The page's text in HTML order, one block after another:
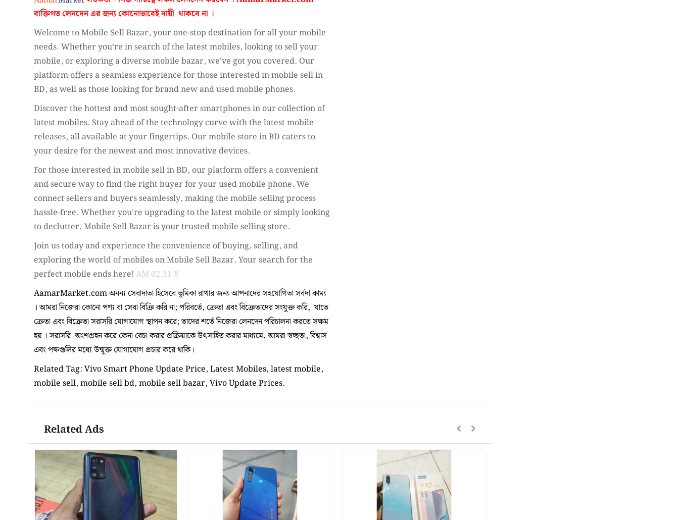
বাক্তিগত লেনদেন এর জন্য কোনোভাবেইদায়ী থাকবে না ।
Welcome to Mobile Sell Bazar, your one-stop destination for all your mobile
needs. Whether you’re in search of the latest mobiles, looking to sell your
mobile, or exploring a diverse mobile bazar, we’ve got you covered. Our
platform offers a seamless experience for those interested in mobile sell in
BD, as well as those looking for brand new and used mobile phones.
Discover the hottest and most sought-after smartphones in our collection of
latest mobiles. Stay ahead of the technology curve with the latest mobile
releases, all available at your fingertips. Our mobile store in BD caters to
your desire for the newest and most innovative devices.
For those interested in mobile sell in BD, our platform offers a convenient
and secure way to find the right buyer for your used mobile phone. We
connect sellers and buyers seamlessly, making the mobile selling process
hassle-free. Whether you’re upgrading to the latest mobile or simply looking
to declutter, Mobile Sell Bazar is your trusted mobile selling store.
Join us today and experience the convenience of buying, selling, and
exploring the world of mobiles on Mobile Sell Bazar. Your search for the
perfect mobile ends here! AM 02.11.8
AamarMarket.com অনন্য সেবাদাতা হিসেবে ভূমিকা রাখার জন্য আপনাদের সহযোগিতা সর্বদা কাম্য
। আমরা নিজেরা কোনো পণ্য বা সেবা বিক্রি করি না; পরিবর্তে, ক্রেতা এবং বিক্রেতাদের সংযুক্ত করি, যাতে
ক্রেতা এবং বিক্রেতা সরাসরি যোগাযোগ স্থাপন করে; তাদের শর্তে নিজেরা লেনদেন পরিচালনা করতে সক্ষম
হয় । সরাসরি অংশগ্রহন করে কেনা বেচা করার প্রক্রিয়াকে উৎসাহিত করার মাধ্যমে, আমরা স্বচ্ছতা, বিশ্বাস
এবং পক্ষগুলির মধ্যে উন্মুক্ত যোগাযোগ প্রচার করে থাকি।
Related Tag: Vivo Smart Phone Update Price, Latest Mobiles, latest mobile,
mobile sell, mobile sell bd, mobile sell bazar, Vivo Update Prices.
Related Ads